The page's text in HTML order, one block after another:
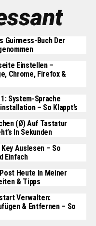
Guinness-Buch Der
Einstellen –
Chrome, Firefox &
System-Sprache
– So Klappt’s
(Ø) Auf Tastatur
In Sekunden
Auslesen – So
Einfach
Heute In Meiner
& Tipps
Verwalten:
& Entfernen – So